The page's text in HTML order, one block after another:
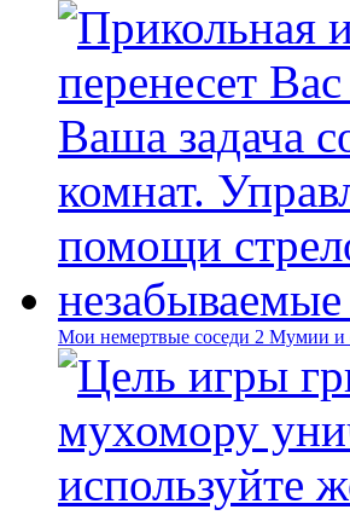
Мои немертвые соседи 2 Мумии и